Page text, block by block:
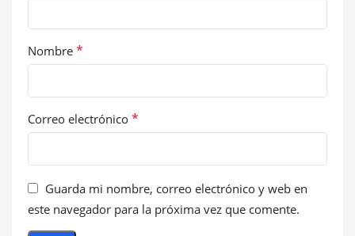
Nombre *
Correo electrónico *
Guarda mi nombre, correo electrónico y web en
este navegador para la próxima vez que comente.